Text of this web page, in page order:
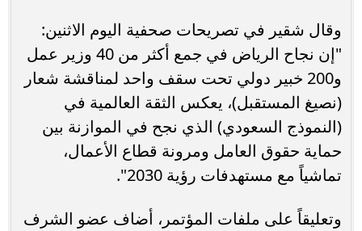
وقال شقير في تصريحات صحفية اليوم الاثنين:
"إن نجاح الرياض في جمع أكثر من 40 وزير عمل
و200 خبير دولي تحت سقف واحد لمناقشة شعار
(نصيغ المستقبل)، يعكس الثقة العالمية في
(النموذج السعودي) الذي نجح في الموازنة بين
حماية حقوق العامل ومرونة قطاع الأعمال،
تماشياً مع مستهدفات رؤية 2030".
وتعليقاً على ملفات المؤتمر، أضاف عضو الشرف